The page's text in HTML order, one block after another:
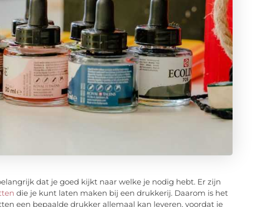
dat je goed kijkt naar welke je nodig hebt. Er zijn
die je kunt laten maken bij een drukkerij. Daarom is het
een bepaalde drukker allemaal kan leveren, voordat je